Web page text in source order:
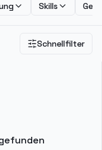
Skills
Schnellfilter